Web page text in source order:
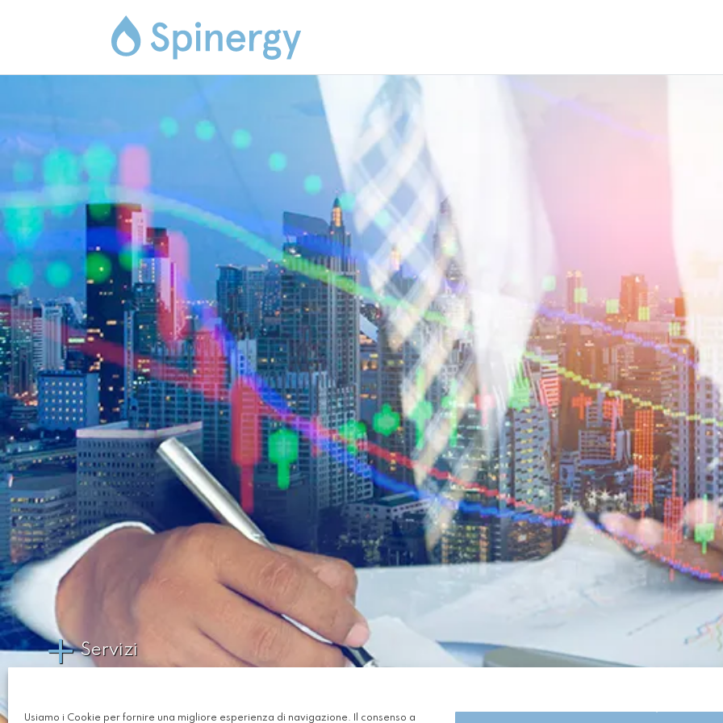
Usiamo i Cookie per fornire una migliore esperienza di navigazione. Il consenso a
Servizi